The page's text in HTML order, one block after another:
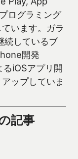
ログラミング
います。ガラ
続しているブ
開発
iOSアプリ開
ップしていま
記事